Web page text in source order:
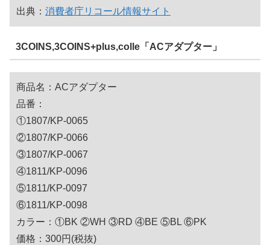
出典： 消費者庁リコール情報サイト
3COINS,3COINS+plus,colle「ACアダプター」
商品名：ACアダプター
品番：
①1807/KP-0065
②1807/KP-0066
③1807/KP-0067
④1811/KP-0096
⑤1811/KP-0097
⑥1811/KP-0098
カラー：①BK ②WH ③RD ④BE ⑤BL ⑥PK
価格：300円(税抜)